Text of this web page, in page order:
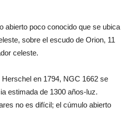
abierto poco conocido que se ubica
sobre el escudo de Orion, 11
celeste.
en 1794, NGC 1662 se
estimada de 1300 años-luz.
no es difícil; el cúmulo abierto